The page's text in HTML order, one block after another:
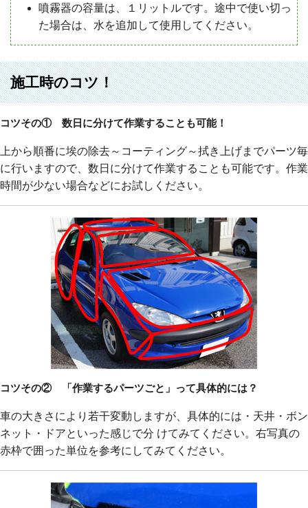
噴霧器の容量は、１リットルです。途中で使い切っ
た場合は、水を追加して使用してください。
施工時のコツ！
コツその① 数日に分けて作業することも可能！
上から順番に埃の除去～コーティング～拭き上げまでパーツ毎
に行いますので、数日に分けて作業することも可能です。作業
時間が少ない場合などにお試しください。
コツその② 「作業するパーツごと」って具体的には？
車の大きさにより若干変動しますが、具体的には・天井・ボン
ネット・ドアといった感じで分 けてみてください。右写真の
赤枠で囲った単位を参考にしてみてください。